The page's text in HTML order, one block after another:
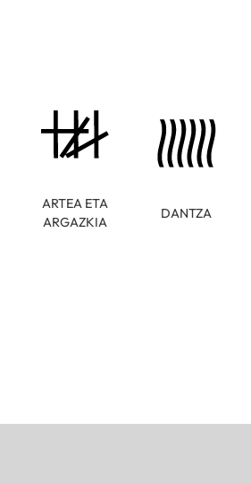
ARTEA ETA
ARGAZKIA
DANTZA